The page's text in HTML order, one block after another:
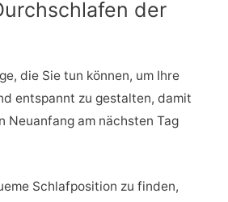
der
die Sie tun können, um Ihre
entspannt zu gestalten, damit
Neuanfang am nächsten Tag
Schlafposition zu finden,